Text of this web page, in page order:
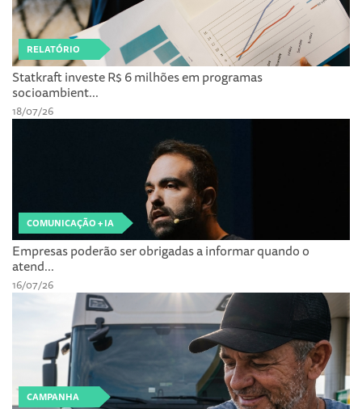
RELATÓRIO
Statkraft investe R$ 6 milhões em programas
socioambient...
18/07/26
COMUNICAÇÃO + IA
Empresas poderão ser obrigadas a informar quando o
atend...
16/07/26
CAMPANHA